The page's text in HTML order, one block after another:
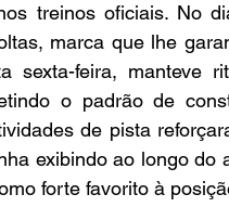
treinos oficiais. No
marca que lhe
sexta-feira, manteve
o padrão de
de pista
exibindo ao longo
forte favorito à